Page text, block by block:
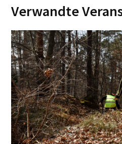
Verwandte